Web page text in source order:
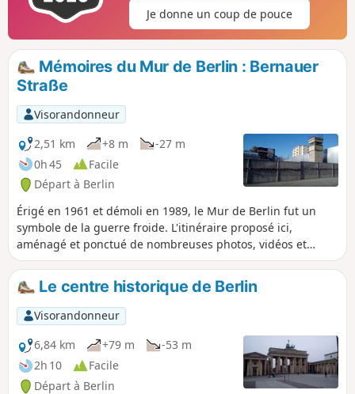
Je donne un coup de pouce
Mémoires du Mur de Berlin : Bernauer
Straße
Visorandonneur
2,51 km
+8 m
-27 m
0h 45
Facile
Départ à Berlin
Érigé en 1961 et démoli en 1989, le Mur de Berlin fut un
symbole de la guerre froide. L'itinéraire proposé ici,
aménagé et ponctué de nombreuses photos, vidéos et
informations, est très certainement le plus émouvant des
sites consacrés au mur.
Le centre historique de Berlin
Visorandonneur
6,84 km
+79 m
-53 m
2h 10
Facile
Départ à Berlin